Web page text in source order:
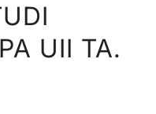
UII TA.